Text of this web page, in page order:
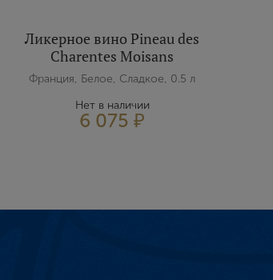
Ликерное вино Pineau des
Charentes Moisans
Франция, Белое, Сладкое, 0.5 л
Нет в наличии
6 075 ₽